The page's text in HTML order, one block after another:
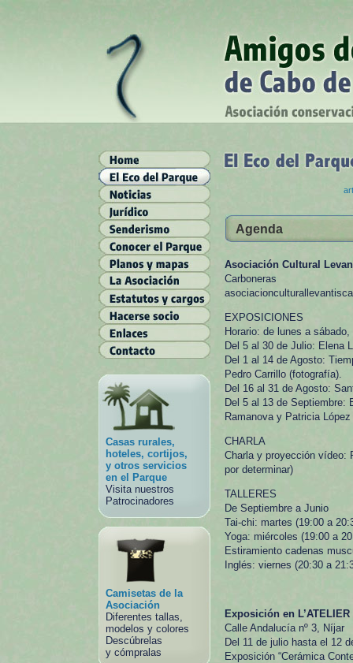
Casas rurales,
hoteles, cortijos,
y otros servicios
en el Parque
Visita nuestros
Patrocinadores
Camisetas de la
Asociación
Diferentes tallas,
modelos y colores
Descúbrelas
y cómpralas
Agenda
Asociación Cultural
Carboneras
EXPOSICIONES
Horario: de lunes a
Del 5 al 30 de Julio: Elena
Del 1 al 14 de Agosto:
Pedro Carrillo (fotografía).
Del 16 al 31 de Agosto:
Del 5 al 13 de Septiembre:
Ramanova y Patricia López
CHARLA
Charla y proyección vídeo:
por determinar)
TALLERES
De Septiembre a Junio
Tai-chi: martes (19:00 a
Yoga: miércoles (19:00 a
Estiramiento cadenas
Inglés: viernes (20:30 a
Exposición en L’ATELIER
Calle Andalucía nº 3, Níjar
Del 11 de julio hasta el 12
Exposición “Cerámica